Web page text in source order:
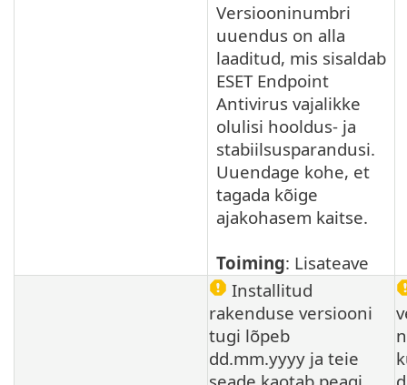
Versiooninumbri
uuendus on alla
laaditud, mis sisaldab
ESET Endpoint
Antivirus vajalikke
olulisi hooldus- ja
stabiilsusparandusi.
Uuendage kohe, et
tagada kõige
ajakohasem kaitse.
Toiming: Lisateave
Installitud
rakenduse versiooni
tugi lõpeb
dd.mm.yyyy ja teie